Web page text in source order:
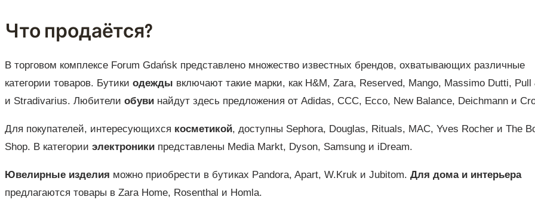
Что продаётся?
В торговом комплексе Forum Gdańsk представлено множество известных брендов, охватывающих различные
категории товаров. Бутики одежды включают такие марки, как H&M, Zara, Reserved, Mango, Massimo Dutti, Pull
и Stradivarius. Любители обуви найдут здесь предложения от Adidas, CCC, Ecco, New Balance, Deichmann и
Для покупателей, интересующихся косметикой, доступны Sephora, Douglas, Rituals, MAC, Yves Rocher и The
Shop. В категории электроники представлены Media Markt, Dyson, Samsung и iDream.
Ювелирные изделия можно приобрести в бутиках Pandora, Apart, W.Kruk и Jubitom. Для дома и интерьера
предлагаются товары в Zara Home, Rosenthal и Homla.